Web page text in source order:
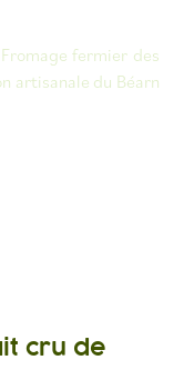
Fromage fermier des
artisanale du Béarn
cru de